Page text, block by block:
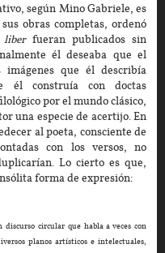
según Mino Gabriele, es
obras completas, ordenó
liberfueran publicados sin
él deseaba que el
que él describía
él construía con doctas
por el mundo clásico,
una especie de acertijo. En
al poeta, consciente de
con los versos, no
Lo cierto es que,
forma de expresión:
circular que habla a veces con
planos artísticos e intelectuales,